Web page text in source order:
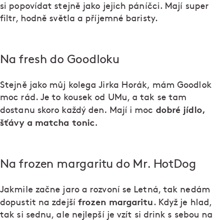
si popovídat stejně jako jejich páníčci. Mají super
filtr, hodně světla a příjemné baristy.
Na fresh do Goodloku
Stejně jako můj kolega Jirka Horák, mám Goodlok
moc rád. Je to kousek od UMu, a tak se tam
dostanu skoro každý den. Mají i moc dobré jídlo,
šťávy a matcha tonic.
Na frozen margaritu do Mr. HotDog
Jakmile začne jaro a rozvoní se Letná, tak nedám
dopustit na zdejšífrozen margaritu . Když je hlad,
tak si sednu, ale nejlepší je vzít si drink s sebou na